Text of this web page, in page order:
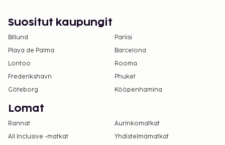
katsomatta (LGBTQ+ -ystävällinen).
Suositut kaupungit
Billund
Pariisi
Playa de Palma
Barcelona
Lontoo
Rooma
Frederikshavn
Phuket
Göteborg
Kööpenhamina
Lomat
Rannat
Aurinkomatkat
All Inclusive -matkat
Yhdistelmämatkat